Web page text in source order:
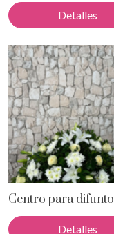
Detalles
Centro para difunto
Detalles